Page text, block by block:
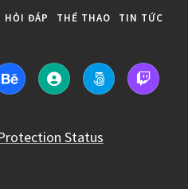
HỎI ĐÁP THỂ THAO TIN TỨC